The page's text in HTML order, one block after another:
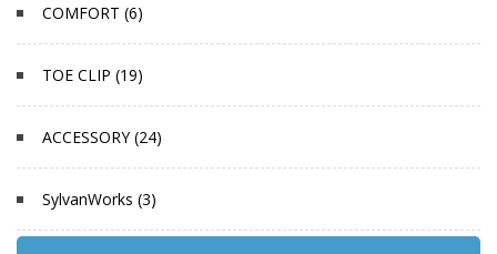
COMFORT (6)
TOE CLIP (19)
ACCESSORY (24)
SylvanWorks (3)